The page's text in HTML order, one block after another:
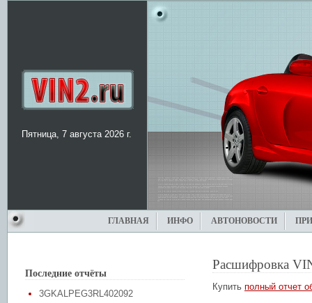
Пятница, 7 августа 2026 г.
ГЛАВНАЯ ИНФО АВТОНОВОСТИ
Последние отчёты
3GKALPEG3RL402092
Расшифровка
Купить полный отчет